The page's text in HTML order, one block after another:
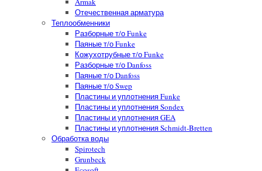
Отечественная арматура
Теплообменники
Разборные т/о Funke
Паяные т/о Funke
Кожухотрубные т/о Funke
Разборные т/о Danfoss
Паяные т/о Danfoss
Паяные т/о Swep
Пластины и уплотнения Funke
Пластины и уплотнения Sondex
Пластины и уплотнения GEA
Пластины и уплотнения Schmidt-Bretten
Обработка воды
Spirotech
Grunbeck